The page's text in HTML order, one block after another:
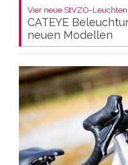
Vier neue StVZO-
CATEYE
neuen Modellen